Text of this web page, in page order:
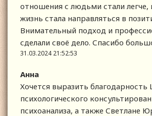
отношения с людьми стали легче,
жизнь стала направляться в
Внимательный подход и
сделали своё дело. Спасибо
31.03.2024 21:52:53
Анна
Хочется выразить благодарность
психологического
психоанализа, а также Светлане